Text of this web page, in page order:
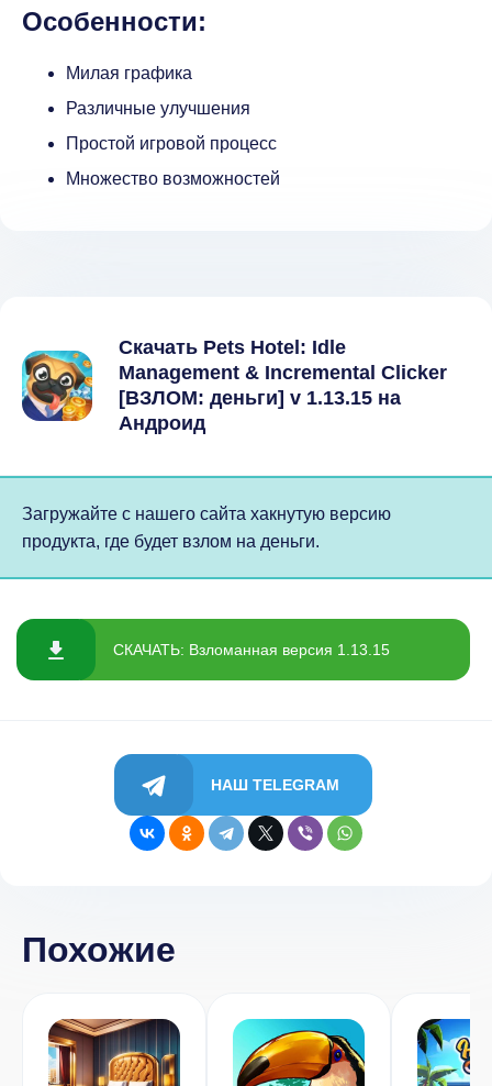
Особенности:
Милая графика
Различные улучшения
Простой игровой процесс
Множество возможностей
Скачать Pets Hotel: Idle
Management & Incremental Clicker
[ВЗЛОМ: деньги] v 1.13.15 на
Андроид
Загружайте с нашего сайта хакнутую версию
продукта, где будет взлом на деньги.
СКАЧАТЬ: Взломанная версия 1.13.15
НАШ TELEGRAM
Похожие